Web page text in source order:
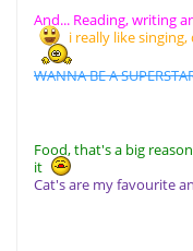
And... Reading, writing
i really like
WANNA BE A
Food, that's a big
it
Cat's are my favourite